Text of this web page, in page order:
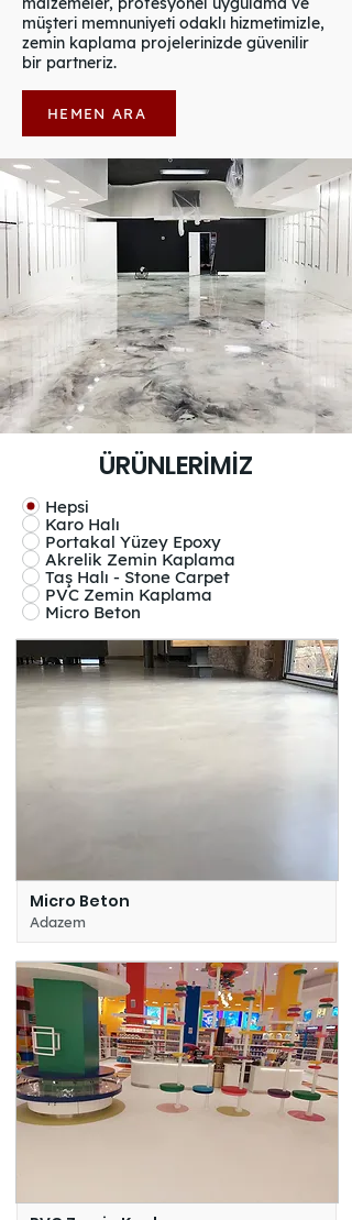
müşteri memnuniyeti odaklı hizmetimizle,
zemin kaplama projelerinizde güvenilir
bir partneriz.
HEMEN ARA
ÜRÜNLERİMİZ
Hepsi
Karo Halı
Portakal Yüzey Epoxy
Akrelik Zemin Kaplama
Taş Halı - Stone Carpet
PVC Zemin Kaplama
Micro Beton
Micro Beton
Adazem